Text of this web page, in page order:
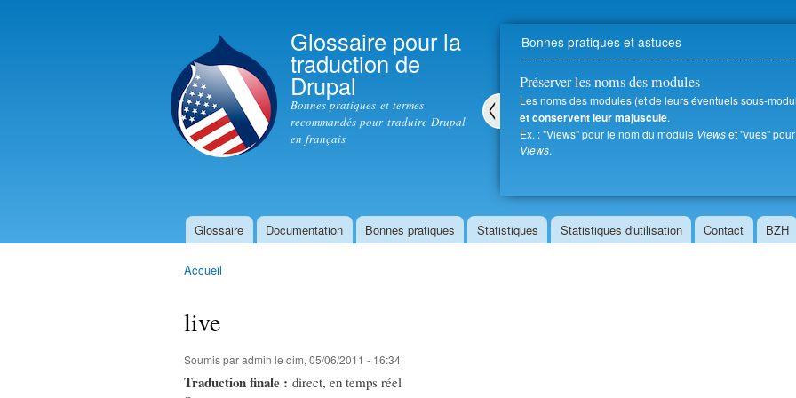
contenu
principal
Glossaire pour la
traduction de
Drupal
Bonnes pratiques et termes
recommandés pour traduire Drupal
en français
Bonnes pratiques et astuces
Préserver les noms des modules
Les noms des modules (et de leurs éventuels sous-
et conservent leur majuscule.
Ex. : "Views" pour le nom du module Viewset "vues"
Views.
Menu principal
Glossaire Documentation Bonnes pratiques Statistiques Statistiques d'utilisation Contact BZH
Accueil
live
Soumis paradmin le dim, 05/06/2011 - 16:34
Traduction finale : direct, en temps réel